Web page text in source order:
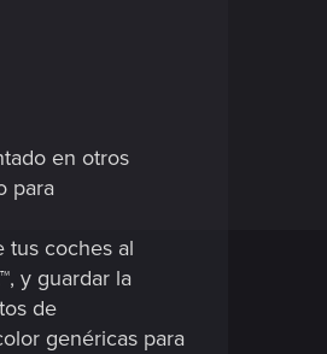
en otros
para
tus coches al
y guardar la
de
genéricas para